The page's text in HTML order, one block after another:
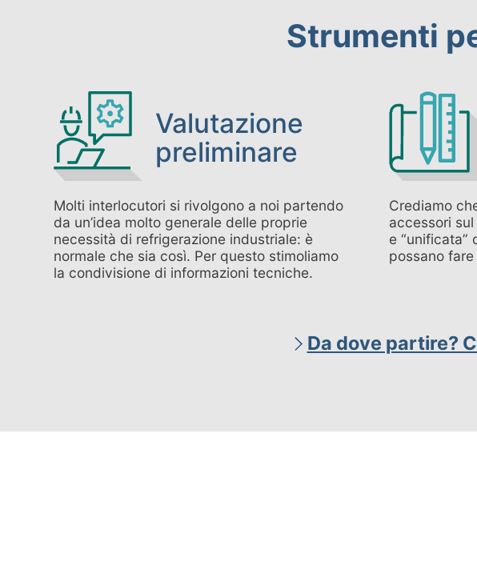
Strumenti
Valutazione
preliminare
Molti interlocutori si rivolgono a noi partendo
da un’idea molto generale delle proprie
necessità di refrigerazione industriale: è
normale che sia così. Per questo stimoliamo
la condivisione di informazioni tecniche.
Crediamo
accessori
e “unificata”
possano
Da dove partire?